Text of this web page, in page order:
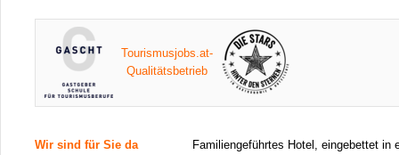
Tourismusjobs.at-
Qualitätsbetrieb
Wir sind für Sie da
Familiengeführtes Hotel, eingebettet in